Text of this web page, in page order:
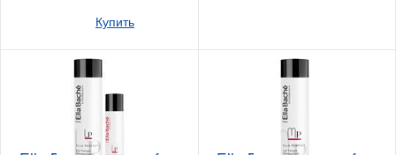
Купить